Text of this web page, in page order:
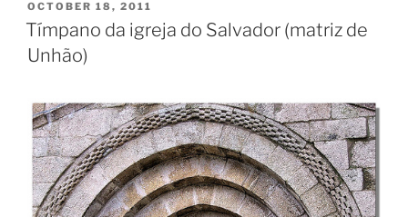
POSTED
ON
OCTOBER 18, 2011
Tímpano da igreja do Salvador (matriz de
Unhão)